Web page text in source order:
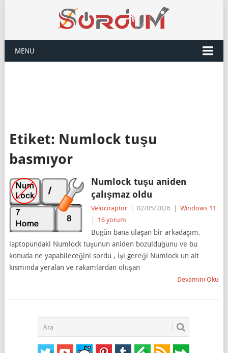
MENU
Etiket: Numlock tuşu
basmıyor
Numlock tuşu aniden
çalışmaz oldu
Velociraptor 02/05/2026
Windows 11
16 yorum
Bugün bana ulaşan bir arkadaşım,
laptopundaki Numlock tuşunun aniden bozulduğunu ve bu
konuda ne yapabileceğini sordu , işi gereği Numlock un alt
kısmında yeralan ve rakamlardan oluşan
Devamını Oku